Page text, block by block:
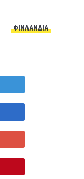
ΦΙΝΛΑΝΔΊΑ